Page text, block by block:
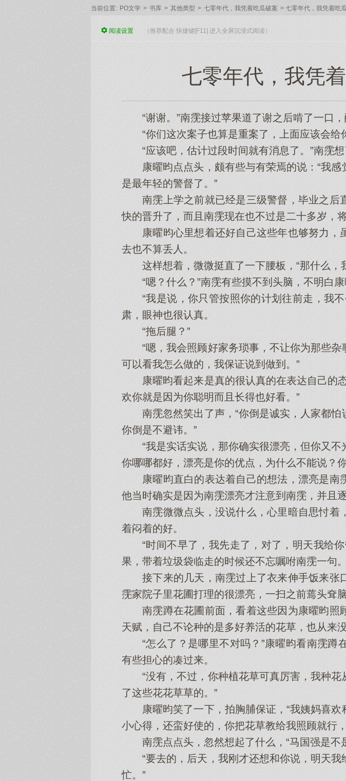
当前位置: PO文学 > 书库 > 其他类型 > 七零年代，我凭着吃瓜破案 > 七零年代，我凭着吃
阅读设置 （推荐配合 快捷键[F11] 进入全屏沉浸式阅读）
七零年代，我凭
“谢谢。”南霃接过苹果道了谢之后啃了一口，
“你们这次案子也算是重案了，上面应该会给
“应该吧，估计过段时间就有消息了。”南霃想
康曜昀点点头，颇有些与有荣焉的说：“我感
是最年轻的警督了。”
南霃上学之前就已经是三级警督，毕业之后
快的晋升了，而且南霃现在也不过是二十多岁，
康曜昀心里想着还好自己这些年也够努力，
去也不算丢人。
这样想着，微微挺直了一下腰板，“那什么，
“嗯？什么？”南霃有些摸不到头脑，不明白康
“我是说，你只管按照你的计划往前走，我不
肃，眼神也很认真。
“拖后腿？”
“嗯，我会照顾好家务琐事，不让你为那些杂
可以看我怎么做的，我保证说到做到。”
康曜昀看起来是真的很认真的在表达自己的
欢你就是因为你聪明而且长得也好看。”
南霃忽然笑出了声，“你倒是诚实，人家都怕
你倒是不避讳。”
“我是实话实说，那你确实很漂亮，但你又不
你哪哪都好，漂亮是你的优点，为什么不能说？
康曜昀直白的表达着自己的想法，漂亮是南
他当时确实是因为南霃漂亮才注意到南霃，并且
南霃微微点头，没说什么，心里暗自思忖着
着闷着的好。
“时间不早了，我先走了，对了，明天我给你
果，带着垃圾袋临走的时候还不忘嘱咐南霃一句。
接下来的几天，南霃过上了衣来伸手饭来张
霃家院子里花圃打理的很漂亮，一扫之前蔫头耷脑
南霃蹲在花圃前面，看着这些因为康曜昀照
天赋，自己不论种的是多好养活的花草，也从来
“怎么了？是哪里不对吗？”康曜昀看南霃蹲
有些担心的凑过来。
“没有，不过，你种植花草可真厉害，我种花
了这些花花草草的。”
康曜昀笑了一下，拍胸脯保证，“我姨妈喜欢
小心得，还蛮好使的，你把花草教给我照顾就行
南霃点点头，忽然想起了什么，“马国强是不
“要去的，后天，我刚才还想和你说，明天我
忙。”